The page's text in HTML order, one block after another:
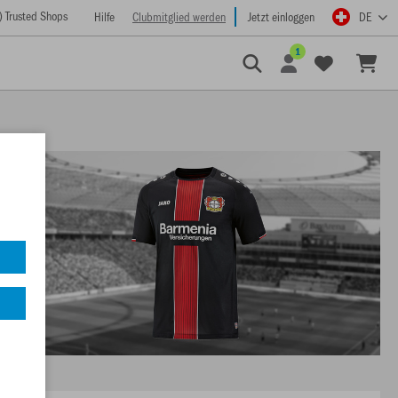
Shops Hilfe Clubmitglied werden Jetzt einloggen DE
1